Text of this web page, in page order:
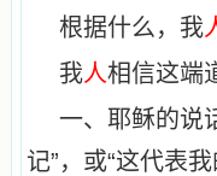
根据什么，我
我人相信这端
一、耶稣的说
记”，或“这代表